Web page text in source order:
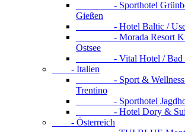
- Sporthotel
Gießen
- Hotel Baltic /
- Morada Resort
Ostsee
- Vital Hotel / Bad
- Italien
- Sport & Wellness
Trentino
- Sporthotel Jagdhof
- Hotel Dory & Suite
- Österreich